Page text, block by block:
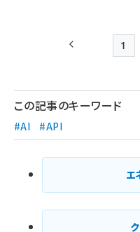
前ページ
1
この記事のキーワード
#AI #API
エ